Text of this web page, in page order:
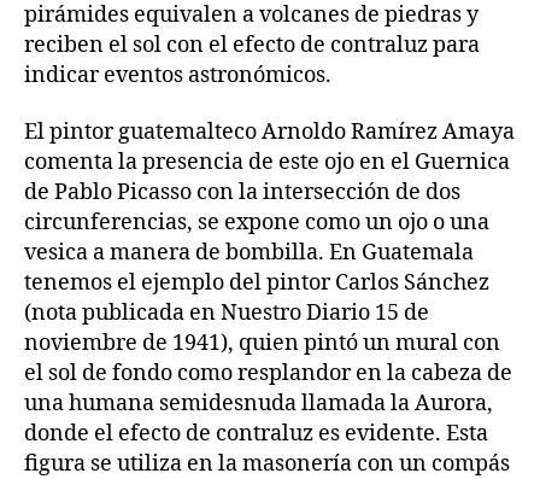
pirámides equivalen a volcanes de piedras y
reciben el sol con el efecto de contraluz para
indicar eventos astronómicos.
El pintor guatemalteco Arnoldo Ramírez Amaya
comenta la presencia de este ojo en el Guernica
de Pablo Picasso con la intersección de dos
circunferencias, se expone como un ojo o una
vesica a manera de bombilla. En Guatemala
tenemos el ejemplo del pintor Carlos Sánchez
(nota publicada en Nuestro Diario 15 de
noviembre de 1941), quien pintó un mural con
el sol de fondo como resplandor en la cabeza de
una humana semidesnuda llamada la Aurora,
donde el efecto de contraluz es evidente. Esta
figura se utiliza en la masonería con un compás